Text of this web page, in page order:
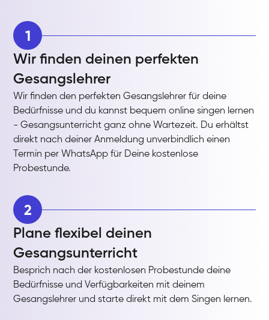
1
Wir finden deinen perfekten
Gesangslehrer
Wir finden den perfekten Gesangslehrer für deine
Bedürfnisse und du kannst bequem online singen lernen
- Gesangsunterricht ganz ohne Wartezeit. Du erhältst
direkt nach deiner Anmeldung unverbindlich einen
Termin per WhatsApp für Deine kostenlose
Probestunde.
2
Plane flexibel deinen
Gesangsunterricht
Besprich nach der kostenlosen Probestunde deine
Bedürfnisse und Verfügbarkeiten mit deinem
Gesangslehrer und starte direkt mit dem Singen lernen.